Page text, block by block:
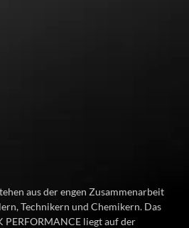
aus der engen Zusammenarbeit
Technikern und Chemikern. Das
PERFORMANCE liegt auf der